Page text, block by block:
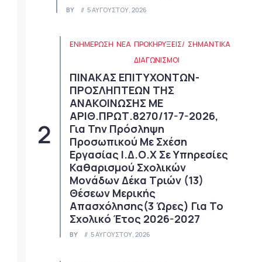
BY 5 ΑΥΓΟΎΣΤΟΥ, 2026
ΕΝΗΜΕΡΩΣΗ ΝΈΑ ΠΡΟΚΗΡΎΞΕΙΣ/
ΔΙΑΓΩΝΙΣΜΟΊ
ΣΗΜΑΝΤΙΚΆ
ΠΙΝΑΚΑΣ ΕΠΙΤΥΧΟΝΤΩΝ-
ΠΡΟΣΛΗΠΤΕΩΝ ΤΗΣ
ΑΝΑΚΟΙΝΩΣΗΣ ΜΕ
ΑΡΙΘ.ΠΡΩΤ.8270/17-7-2026,
Για Την Πρόσληψη
Προσωπικού Με Σχέση
Εργασίας Ι.Δ.Ο.Χ Σε Υπηρεσίες
Καθαρισμού Σχολικών
Μονάδων Δέκα Τριών (13)
Θέσεων Μερικής
Απασχόλησης(3 Ώρες) Για Το
Σχολικό Έτος 2026-2027
BY 5 ΑΥΓΟΎΣΤΟΥ, 2026